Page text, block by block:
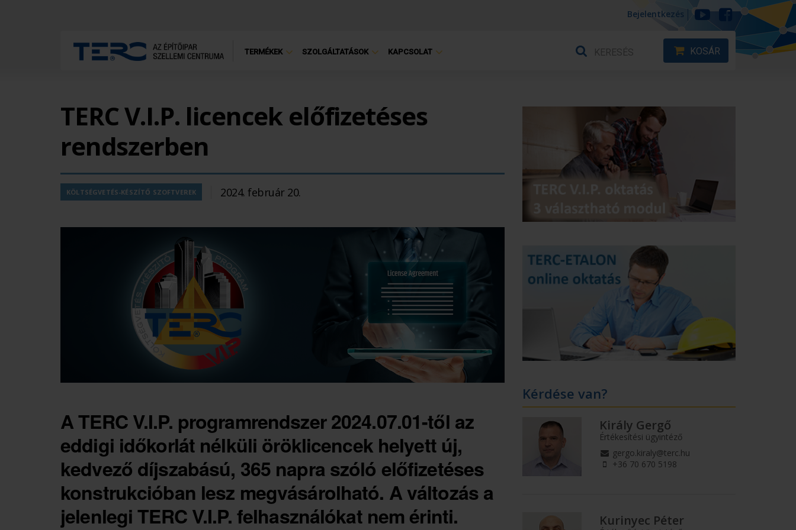
Bejelentkezés
TERMÉKEK SZOLGÁLTATÁSOK KAPCSOLAT KOSÁR
TERC V.I.P. licencek előfizetéses
rendszerben
KÖLTSÉGVETÉS-KÉSZÍTŐ SZOFTVEREK 2024. február 20.
A TERC V.I.P. programrendszer 2024.07.01-től az
eddigi időkorlát nélküli öröklicencek helyett új,
kedvező díjszabású, 365 napra szóló előfizetéses
konstrukcióban lesz megvásárolható. A változás a
jelenlegi TERC V.I.P. felhasználókat nem érinti.
Kérdése van?
Király Gergő
Értékesítési ügyintéző
gergo.kiraly@terc.hu
+36 70 670 5198
Kurinyec Péter